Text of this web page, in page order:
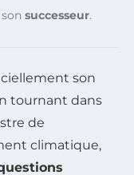
successeur.
son
tournant dans
de
climatique,